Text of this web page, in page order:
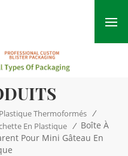
Thermoformés /
En Plastique / Boîte À
Pour Mini Gâteau En